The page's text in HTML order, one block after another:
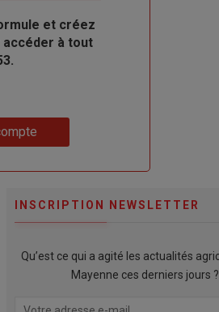
et créez
à tout
INSCRIPTION NEWSLETTER
Qu’est ce qui a agité les actualités
Mayenne ces derniers jours ?